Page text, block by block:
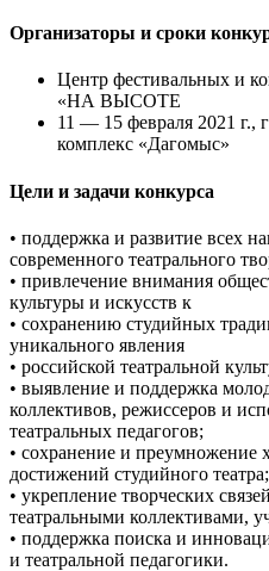
Организаторы и сроки
Центр фестивальных и
«НА ВЫСОТЕ
11 — 15 февраля 2021 г.,
комплекс «Дагомыс»
Цели и задачи конкурса
• поддержка и развитие всех
современного театрального
• привлечение внимания
культуры и искусств к
• сохранению студийных
уникального явления
• российской театральной
• выявление и поддержка
коллективов, режиссеров и
театральных педагогов;
• сохранение и преумножение
достижений студийного театра;
• укрепление творческих
театральными коллективами,
• поддержка поиска и
и театральной педагогики.